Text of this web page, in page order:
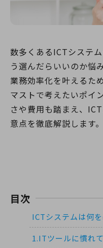
数多くあるICTシステ
う選んだらいいのか悩
業務効率化を叶えるた
マストで考えたいポイ
さや費用も踏まえ、
意点を徹底解説します。
目次
ICTシステムは何
1.ITツールに慣れ